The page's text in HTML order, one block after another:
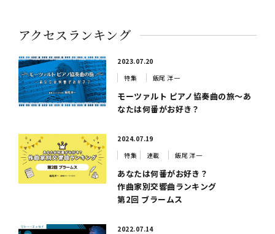
アクセスランキング
2023.07.20
特集
飯尾 洋一
モーツァルト ピアノ協奏曲の旅～あ
なたは何番がお好き？
2024.07.19
特集
連載 飯尾 洋一
あなたは何番がお好き？
作曲家別交響曲ランキング
第2回 ブラームス
2022.07.14